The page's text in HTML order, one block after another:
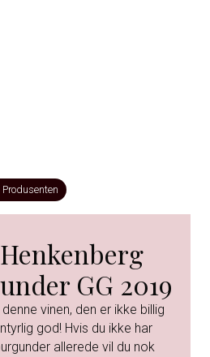
Produsenten
GG 2019
vinen, den er ikke billig
god! Hvis du ikke har
allerede vil du nok